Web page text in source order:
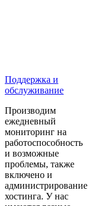
Поддержка и
обслуживание
Производим
ежедневный
мониторинг на
работоспособность
и возможные
проблемы, также
включено и
администрирование
хостинга. У нас